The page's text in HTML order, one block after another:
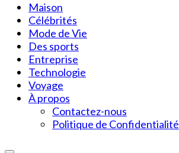
Maison
Célébrités
Mode de Vie
Des sports
Entreprise
Technologie
Voyage
À propos
Contactez-nous
Politique de Confidentialité